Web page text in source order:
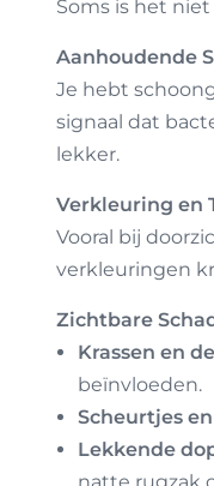
Soms is het
Aanhoudende
Je hebt
signaal dat
lekker.
Verkleuring en
Vooral bij
verkleuringen
Zichtbare
Krassen en
beïnvloeden.
Scheurtjes
Lekkende